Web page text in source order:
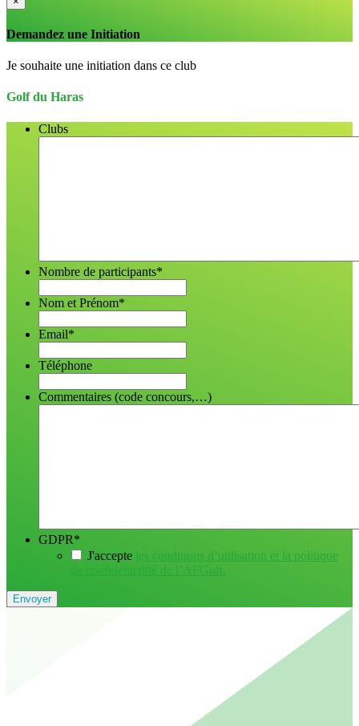
Demandez une Initiation
Je souhaite une initiation dans ce club
Golf du Haras
Clubs
Nombre de participants*
Nom et Prénom*
Email*
Téléphone
Commentaires (code concours,…)
GDPR*
J'accepte les conditions d’utilisation et la politique
de confidentialité de l’AFGolf.
Envoyer